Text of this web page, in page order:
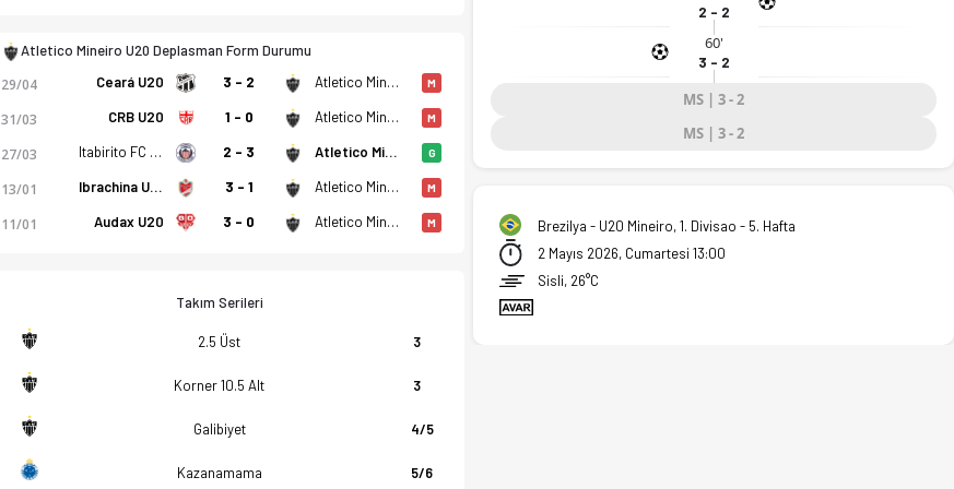
Atletico Mineiro U20 Deplasman Form Durumu
29/04 Ceará U20 3 - 2 Atletico Mineiro U20 M
31/03 CRB U20 1 - 0 Atletico Mineiro U20 M
27/03 Itabirito FC MG U20 2 - 3 Atletico Mineiro U20 G
13/01 Ibrachina U20 3 - 1 Atletico Mineiro U20 M
11/01 Audax U20 3 - 0 Atletico Mineiro U20 M
Takım Serileri
2.5 Üst 3
Korner 10.5 Alt 3
Galibiyet 4/5
Kazanamama 5/6
2 - 2
60'
3 - 2
MS | 3 - 2
MS | 3 - 2
Brezilya - U20 Mineiro, 1. Divisao - 5. Hafta
2 Mayıs 2026, Cumartesi 13:00
Sisli, 26°C